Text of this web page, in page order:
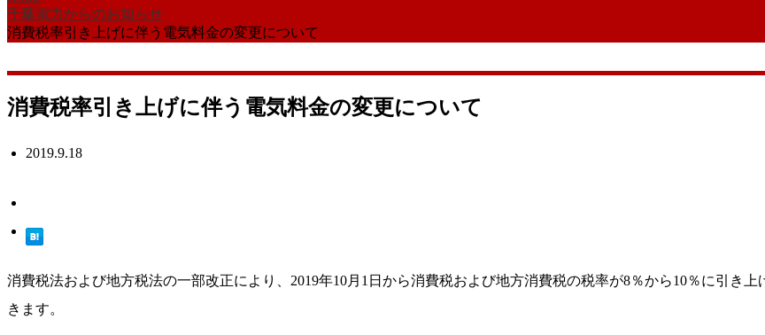
千葉電力からのお知らせ
消費税率引き上げに伴う電気料金の変更について
消費税率引き上げに伴う電気料金の変更について
2019.9.18
消費税法および地方税法の一部改正により、2019年10月1日から消費税および地方消費税の税率が8％から10％に引き
きます。